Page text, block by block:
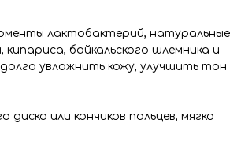
лактобактерий, натуральные
байкальского шлемника и
увлажнить кожу, улучшить тон
или кончиков пальцев, мягко